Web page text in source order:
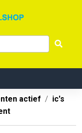
actief
ic's